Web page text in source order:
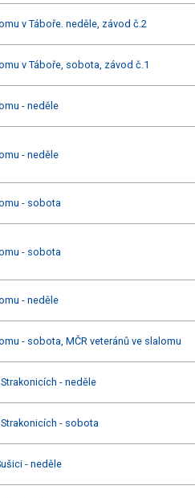
v Táboře. neděle, závod č.2
v Táboře, sobota, závod č.1
- neděle
- neděle
- sobota
- sobota
- neděle
- sobota, MČR veteránů ve slalomu
- neděle
- sobota
- neděle